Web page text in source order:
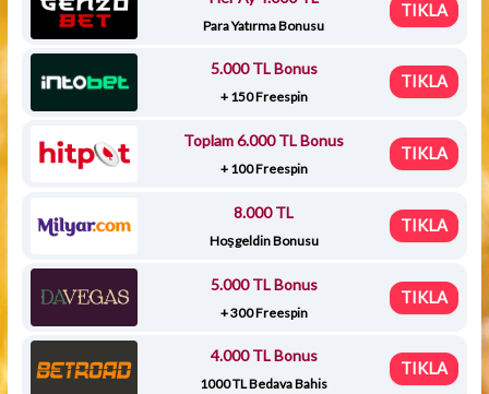
Para Yatırma Bonusu
TIKLA
5.000 TL Bonus
+ 150 Freespin
TIKLA
Toplam 6.000 TL Bonus
+ 100 Freespin
TIKLA
8.000 TL
Hoşgeldin Bonusu
TIKLA
5.000 TL Bonus
+ 300 Freespin
TIKLA
4.000 TL Bonus
1000 TL Bedava Bahis
TIKLA